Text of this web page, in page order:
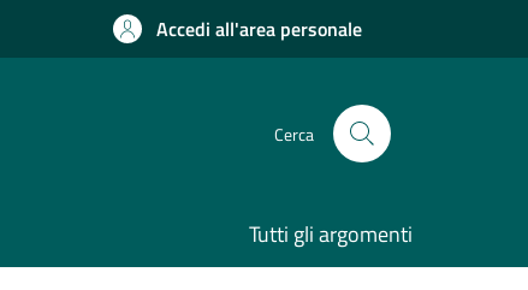
Accedi all'area personale
Cerca
Tutti gli argomenti